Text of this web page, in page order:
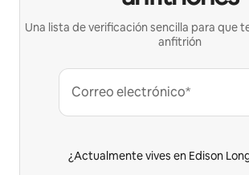
Una lista de verificación sencilla para que
anfitrión
Correo electrónico*
¿Actualmente vives en Edison